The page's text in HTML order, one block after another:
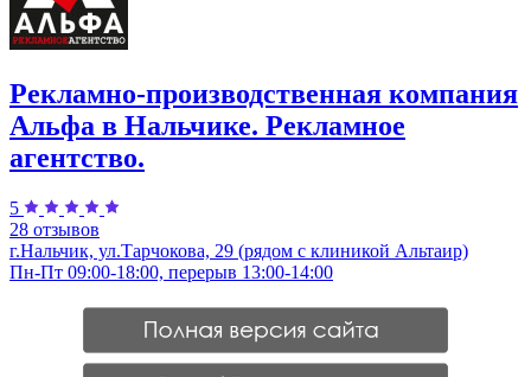
Рекламно-производственная компания
Альфа в Нальчике. Рекламное
агентство.
5
28 отзывов
г.Нальчик, ул.Тарчокова, 29 (рядом с клиникой Альтаир)
Пн-Пт 09:00-18:00, перерыв 13:00-14:00